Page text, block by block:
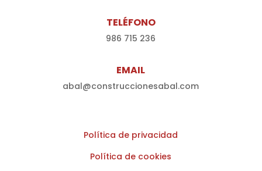
TELÉFONO
986 715 236
EMAIL
abal@construccionesabal.com
Política de privacidad
Política de cookies